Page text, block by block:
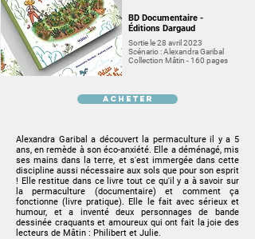
BD Documentaire -
Éditions Dargaud
Sortie le 28 avril 2023
Scénario : Alexandra Garibal
Collection Mâtin -160 pages
Acheter
Alexandra Garibal a découvert la permaculture il y a 5
ans, en remède à son éco-anxiété. Elle a déménagé, mis
ses mains dans la terre, et s'est immergée dans cette
discipline aussi nécessaire aux sols que pour son esprit
! Elle restitue dans ce livre tout ce qu'il y a à savoir sur
la permaculture (documentaire) et comment ça
fonctionne (livre pratique). Elle le fait avec sérieux et
humour, et a inventé deux personnages de bande
dessinée craquants et amoureux qui ont fait la joie des
lecteurs de Mâtin : Philibert et Julie.